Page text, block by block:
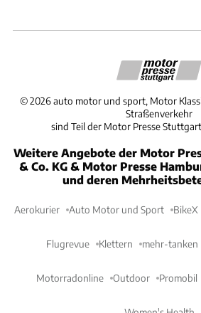
©2026 auto motor und sport, Motor
Straßenverkehr
sind Teil der Motor Presse
Weitere Angebote der Motor
& Co. KG & Motor Presse
und deren
Aerokurier Auto Motor und Sport BikeX
Flugrevue Klettern mehr-tanken
Motorradonline Outdoor Promobil